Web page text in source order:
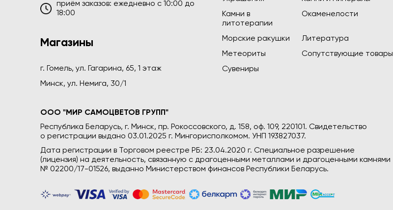
приём заказов: ежедневно c 10:00 до
18:00
Магазины
г. Гомель, ул. Гагарина, 65, 1 этаж
Минск, ул. Немига, 30/1
Камни в
литотерапии
Окаменелости
Морские ракушки
Литература
Метеориты
Сопутствующие товары
Сувениры
ООО "МИР САМОЦВЕТОВ ГРУПП"
Республика Беларусь, г. Минск, пр. Рокоссовского, д. 158, оф. 109, 220101. Свидетельство
о регистрации выдано 03.01.2025 г. Мингорисполкомом. УНП 193827037.
Дата регистрации в Торговом реестре РБ: 23.04.2020 г. Специальное разрешение
(лицензия) на деятельность, связанную с драгоценными металлами и драгоценными камнями
№ 02200/17-01526, выданно Министерством финансов Республики Беларусь.